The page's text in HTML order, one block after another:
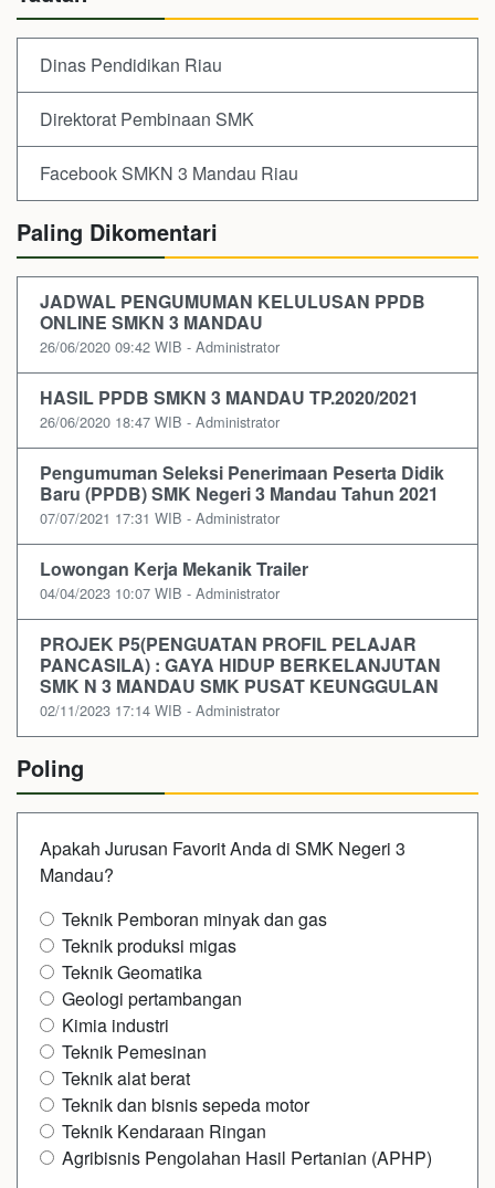
Dinas Pendidikan Riau
Direktorat Pembinaan SMK
Facebook SMKN 3 Mandau Riau
Paling Dikomentari
JADWAL PENGUMUMAN KELULUSAN PPDB
ONLINE SMKN 3 MANDAU
26/06/2020 09:42 WIB - Administrator
HASIL PPDB SMKN 3 MANDAU TP.2020/2021
26/06/2020 18:47 WIB - Administrator
Pengumuman Seleksi Penerimaan Peserta Didik
Baru (PPDB) SMK Negeri 3 Mandau Tahun 2021
07/07/2021 17:31 WIB - Administrator
Lowongan Kerja Mekanik Trailer
04/04/2023 10:07 WIB - Administrator
PROJEK P5(PENGUATAN PROFIL PELAJAR
PANCASILA) : GAYA HIDUP BERKELANJUTAN
SMK N 3 MANDAU SMK PUSAT KEUNGGULAN
02/11/2023 17:14 WIB - Administrator
Poling
Apakah Jurusan Favorit Anda di SMK Negeri 3
Mandau?
Teknik Pemboran minyak dan gas
Teknik produksi migas
Teknik Geomatika
Geologi pertambangan
Kimia industri
Teknik Pemesinan
Teknik alat berat
Teknik dan bisnis sepeda motor
Teknik Kendaraan Ringan
Agribisnis Pengolahan Hasil Pertanian (APHP)